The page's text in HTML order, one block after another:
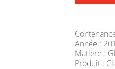
Année :
Matière :
Produit :